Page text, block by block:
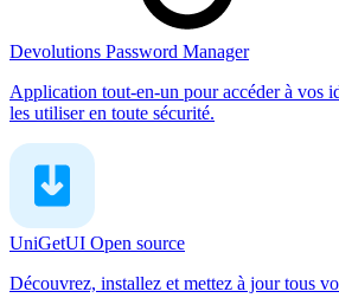
Devolutions Password Manager
Application tout-en-un pour accéder à vos
les utiliser en toute sécurité.
UniGetUI Open source
Découvrez, installez et mettez à jour tous